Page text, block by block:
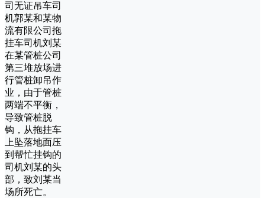
司无证吊车司
机郭某和某物
流有限公司拖
挂车司机刘某
在某管桩公司
第三堆放场进
行管桩卸吊作
业，由于管桩
两端不平衡，
导致管桩脱
钩，从拖挂车
上坠落地面压
到帮忙挂钩的
司机刘某的头
部，致刘某当
场所死亡。